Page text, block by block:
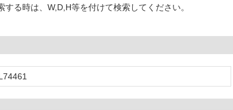
する時は、W,D,H等を付けて検索してください。